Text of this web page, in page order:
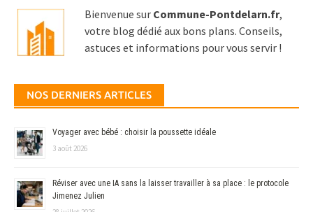
Bienvenue sur Commune-Pontdelarn.fr,
votre blog dédié aux bons plans. Conseils,
astuces et informations pour vous servir !
NOS DERNIERS ARTICLES
Voyager avec bébé : choisir la poussette idéale
3 août 2026
Réviser avec une IA sans la laisser travailler à sa place : le protocole
Jimenez Julien